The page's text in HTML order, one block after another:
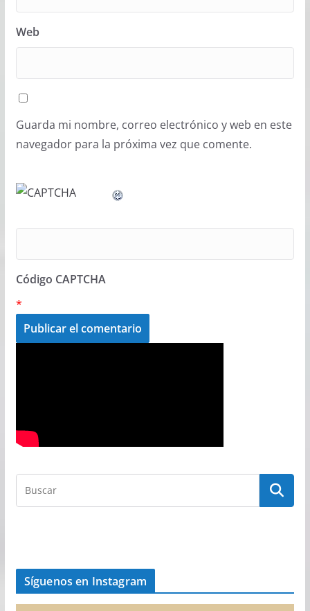
Web
Guarda mi nombre, correo electrónico y web en este
navegador para la próxima vez que comente.
Código CAPTCHA
*
Síguenos en Instagram